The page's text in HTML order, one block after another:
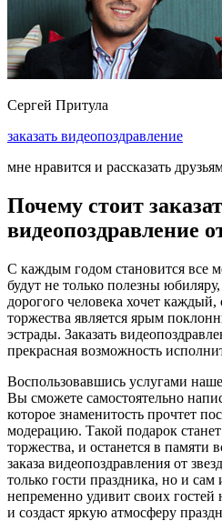
Сергей Притула
заказать видеопоздравление
мне нравится и рассказать
Почему стоит
видеопоздравление
С каждым годом становится все
будут не только полезны
дорогого человека хочет
торжества является ярым
эстрады. Заказать
прекрасная возможность
Воспользовавшись услугами
Вы сможете самостоятельно
которое знаменитость прочтет
модерацию. Такой подарок
торжества, и останется в памяти
заказа видеопоздравления от
только гости праздника, но и
непременно удивит своих
и создаст яркую атмосферу